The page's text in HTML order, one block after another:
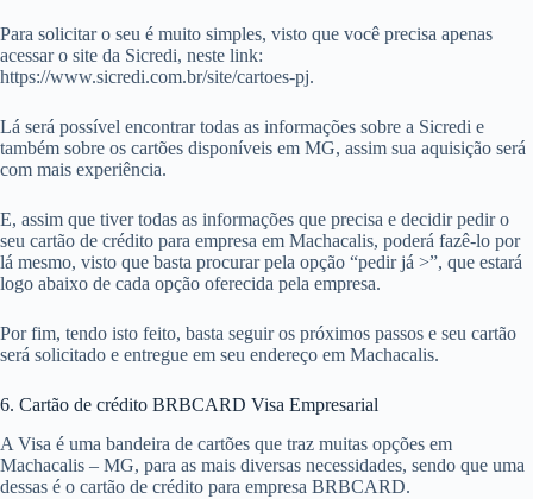
Para solicitar o seu é muito simples, visto que você precisa apenas
acessar o site da Sicredi, neste link:
https://www.sicredi.com.br/site/cartoes-pj.
Lá será possível encontrar todas as informações sobre a Sicredi e
também sobre os cartões disponíveis em MG, assim sua aquisição será
com mais experiência.
E, assim que tiver todas as informações que precisa e decidir pedir o
seu cartão de crédito para empresa em Machacalis, poderá fazê-lo por
lá mesmo, visto que basta procurar pela opção “pedir já >”, que estará
logo abaixo de cada opção oferecida pela empresa.
Por fim, tendo isto feito, basta seguir os próximos passos e seu cartão
será solicitado e entregue em seu endereço em Machacalis.
6. Cartão de crédito BRBCARD Visa Empresarial
A Visa é uma bandeira de cartões que traz muitas opções em
Machacalis – MG, para as mais diversas necessidades, sendo que uma
dessas é o cartão de crédito para empresa BRBCARD.